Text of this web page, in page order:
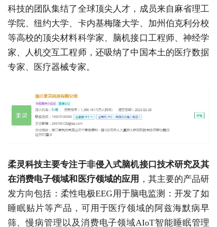
科技的团队集结了全球顶尖人才，成员来自麻省理工
学院、纽约大学、卡内基梅隆大学、加州伯克利分校
等高校的顶尖材料科学家、脑机接口工程师、神经学
家、人机交互工程师，还吸纳了中国本土的医疗数据
专家、医疗器械专家。
柔灵科技主要专注于非侵入式脑机接口技术研究及其
在消费电子领域和医疗领域的应用 ，其主要的产品研
发方向包括：柔性电极EEG用于脑电监测：开发了如
睡眠贴片等产品，可用于医疗领域的阿兹海默病早
筛、慢病管理以及消费电子领域AIoT智能睡眠管理